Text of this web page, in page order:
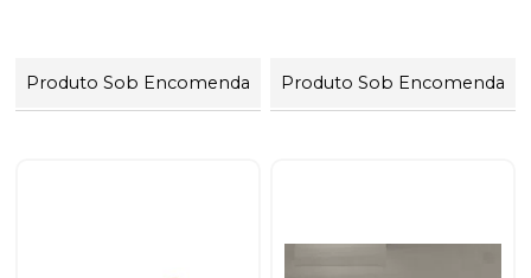
Produto Sob Encomenda Produto Sob Encomenda